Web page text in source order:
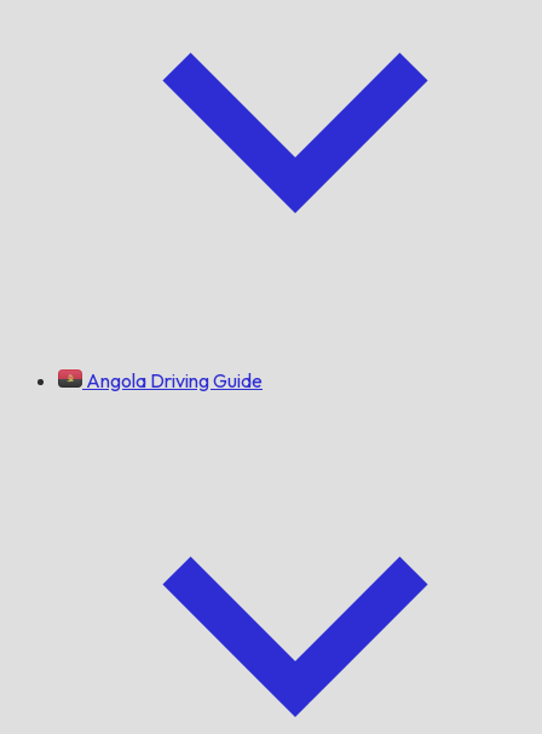
Angola Driving Guide